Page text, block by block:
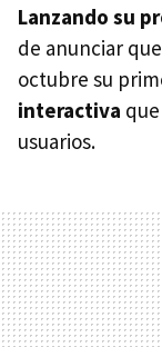
Lanzando su
de anunciar
octubre su
interactiva
usuarios.